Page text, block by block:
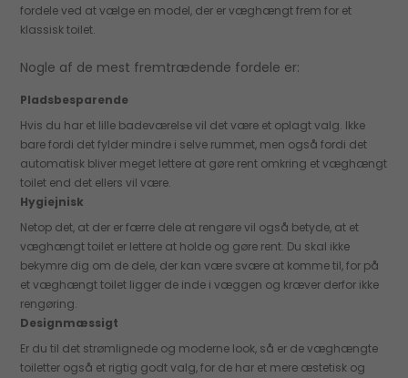
fordele ved at vælge en model, der er væghængt frem for et
klassisk toilet.
Nogle af de mest fremtrædende fordele er:
Pladsbesparende
Hvis du har et lille badeværelse vil det være et oplagt valg. Ikke
bare fordi det fylder mindre i selve rummet, men også fordi det
automatisk bliver meget lettere at gøre rent omkring et væghængt
toilet end det ellers vil være.
Hygiejnisk
Netop det, at der er færre dele at rengøre vil også betyde, at et
væghængt toilet er lettere at holde og gøre rent. Du skal ikke
bekymre dig om de dele, der kan være svære at komme til, for på
et væghængt toilet ligger de inde i væggen og kræver derfor ikke
rengøring.
Designmæssigt
Er du til det strømlignede og moderne look, så er de væghængte
toiletter også et rigtig godt valg, for de har et mere æstetisk og